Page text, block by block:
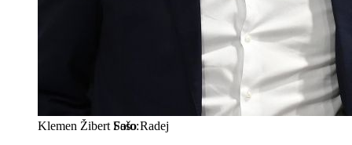
Klemen Žibert Sašo Radej